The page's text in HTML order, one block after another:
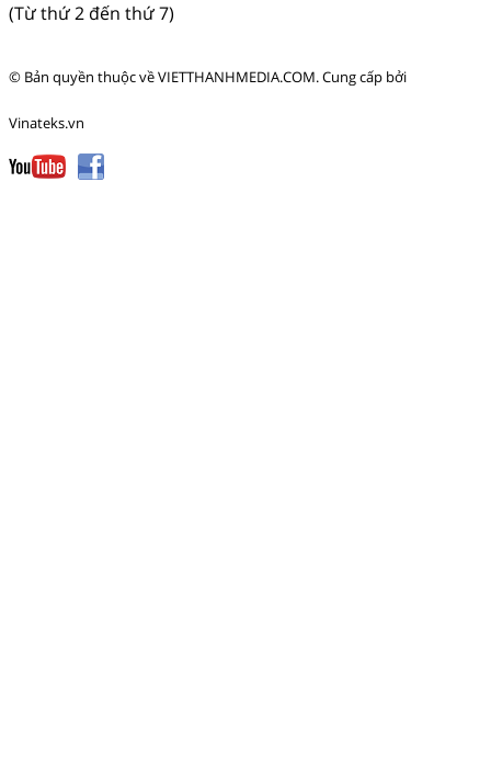
(Từ thứ 2 đến thứ 7)
© Bản quyền thuộc vềVIETTHANHMEDIA.COM.Cung cấp bởi
Vinateks.vn